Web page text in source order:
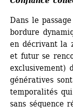
Dans le
bordure
en décrivant la
et futur se
exclusivement)
génératives
temporalités qui
sans séquence